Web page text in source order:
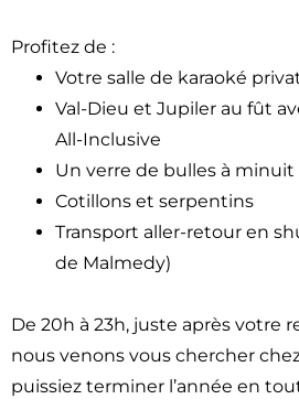
Profitez de :
Votre salle de karaoké
Val-Dieu et Jupiler au fût
All-Inclusive
Un verre de bulles à minuit
Cotillons et serpentins
Transport aller-retour en
de Malmedy)
De 20h à 23h, juste après votre
nous venons vous chercher
puissiez terminer l’année en